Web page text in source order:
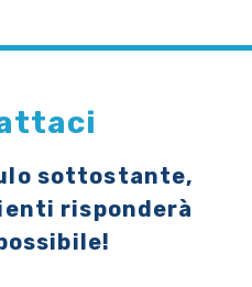
sottostante,
risponderà